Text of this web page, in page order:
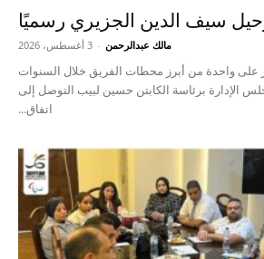
سيف الدين الجزيري رسميًا
مالك عبدالرحمن - 3 أغسطس، 2026
على واحدة من أبرز محطات الفريق خلال السنوات
الإدارة برئاسة الكابتن حسين لبيب التوصل إلى
اتفاق...